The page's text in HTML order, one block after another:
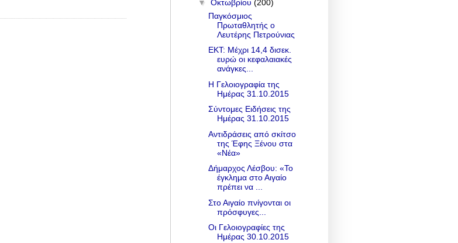
▼ Οκτωβρίου (200)
Παγκόσμιος
Πρωταθλητής ο
Λευτέρης Πετρούνιας
ΕΚΤ: Μέχρι 14,4 δισεκ.
ευρώ οι κεφαλαιακές
ανάγκες...
Η Γελοιογραφία της
Ημέρας 31.10.2015
Σύντομες Ειδήσεις της
Ημέρας 31.10.2015
Αντιδράσεις από σκίτσο
της Έφης Ξένου στα
«Νέα»
Δήμαρχος Λέσβου: «Το
έγκλημα στο Αιγαίο
πρέπει να ...
Στο Αιγαίο πνίγονται οι
πρόσφυγες...
Οι Γελοιογραφίες της
Ημέρας 30.10.2015